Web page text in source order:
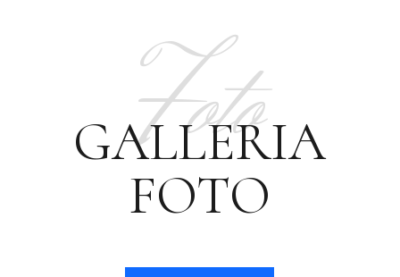
Foto
GALLERIA
FOTO